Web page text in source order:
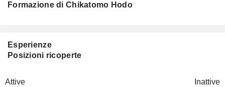
Formazione di Chikatomo Hodo
Esperienze
Posizioni ricoperte
Attive Inattive